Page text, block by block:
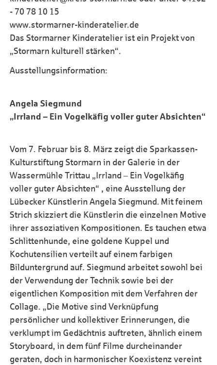
- 70 78 10 15
www.stormarner-kinderatelier.de
Das Stormarner Kinderatelier ist ein Projekt von
„Stormarn kulturell stärken“.
Ausstellungsinformation:
Angela Siegmund
„Irrland – Ein Vogelkäfig voller guter Absichten“
Vom 7. Februar bis 8. März zeigt die Sparkassen-
Kulturstiftung Stormarn in der Galerie in der
Wassermühle Trittau „Irrland – Ein Vogelkäfig
voller guter Absichten“ , eine Ausstellung der
Lübecker Künstlerin Angela Siegmund. Mit feinem
Strich skizziert die Künstlerin die einzelnen Motive
ihrer assoziativen Kompositionen. Es tauchen etwa
Schlittenhunde, eine goldene Kuppel und
Kochutensilien verteilt auf einem farbigen
Bilduntergrund auf. Siegmund arbeitet sowohl bei
der Verwendung der Technik sowie bei der
eigentlichen Komposition mit dem Verfahren der
Collage. „Die Motive sind Verknüpfung
persönlicher und kollektiver Erinnerungen, die
verklumpt im Gedächtnis auftreten, ähnlich einem
Storyboard, in dem fünf Filme durcheinander
geraten, doch in harmonischer Koexistenz vereint